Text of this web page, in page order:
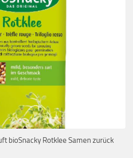
bioSnacky Rotklee Samen zurück